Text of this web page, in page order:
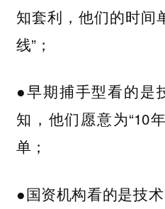
知套利，他们的时间
线”；
●早期捕手型看的是
知，他们愿意为“10
单；
●国资机构看的是技